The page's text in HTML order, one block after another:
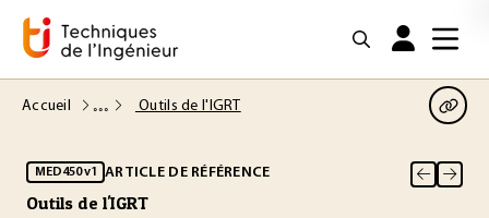
Accueil Outils de l'IGRT
MED450 v1 ARTICLE DE RÉFÉRENCE
Outils de l'IGRT